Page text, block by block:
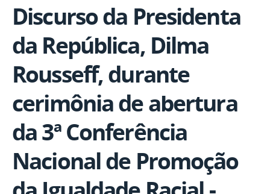
Discurso da Presidenta
da República, Dilma
Rousseff, durante
cerimônia de abertura
da 3ª Conferência
Nacional de Promoção